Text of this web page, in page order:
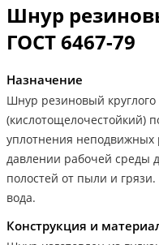
Шнур
ГОСТ 6467-79
Назначение
Шнур резиновый
(кислотощелочестойкий)
уплотнения
давлении рабочей среды
полостей от пыли и
вода.
Конструкция и